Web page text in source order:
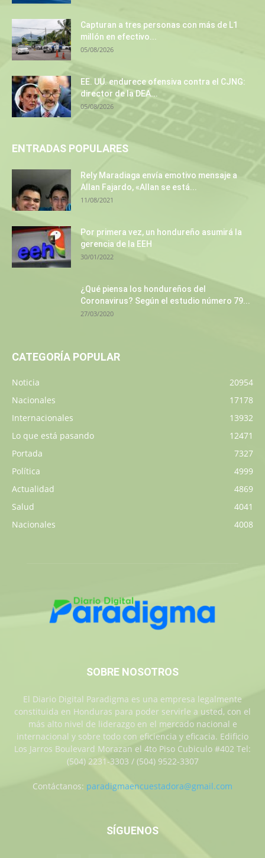
Capturan a tres personas con más de L1
millón en efectivo...
05/08/2026
EE. UU. endurece ofensiva contra el CJNG:
director de la DEA...
05/08/2026
ENTRADAS POPULARES
Rely Maradiaga envía emotivo mensaje a
Allan Fajardo, «Allan se está...
11/08/2021
Por primera vez, un hondureño asumirá la
gerencia de la EEH
30/01/2022
¿Qué piensa los hondureños del
Coronavirus? Según el estudio número 79...
27/03/2020
CATEGORÍA POPULAR
Noticia
20954
Nacionales
17178
Internacionales
13932
Lo que está pasando
12471
Portada
7327
Política
4999
Actualidad
4869
Salud
4041
Nacionales
4008
SOBRE NOSOTROS
El Diario Digital Paradigma es una empresa legalmente
constituida en Honduras para poder servirle a usted, con el
más alto nivel de liderazgo en el mercado nacional e
internacional y sobre todo con eficiencia y eficacia. Edificio
Los Jarros Boulevard Morazan el 4to Piso Cubiculo #402 Tel:
(504) 2231-3303 / (504) 9522-3307
Contáctanos: paradigmaencuestadora@gmail.com
SÍGUENOS